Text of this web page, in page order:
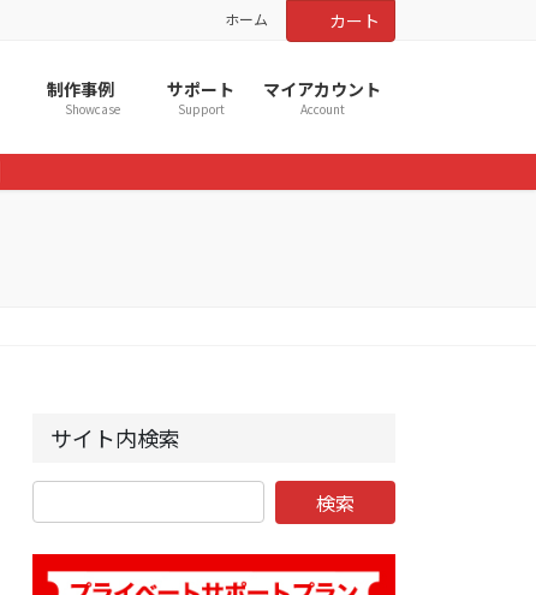
ホーム カート
制作事例
Showcase
サポート
Support
マイアカウント
Account
サイト内検索